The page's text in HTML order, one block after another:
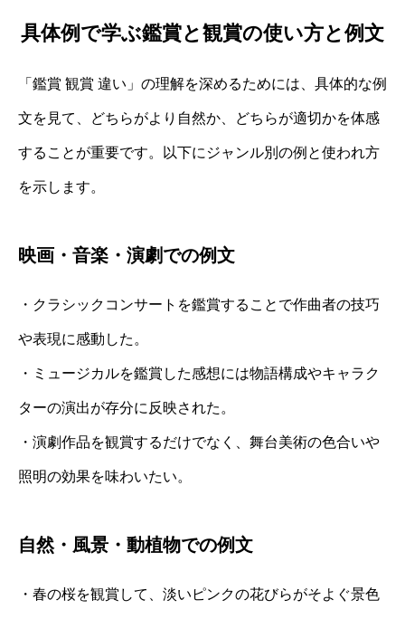
具体例で学ぶ鑑賞と観賞の使い方と例文
「鑑賞 観賞 違い」の理解を深めるためには、具体的な例
文を見て、どちらがより自然か、どちらが適切かを体感
することが重要です。以下にジャンル別の例と使われ方
を示します。
映画・音楽・演劇での例文
・クラシックコンサートを鑑賞することで作曲者の技巧
や表現に感動した。
・ミュージカルを鑑賞した感想には物語構成やキャラク
ターの演出が存分に反映された。
・演劇作品を観賞するだけでなく、舞台美術の色合いや
照明の効果を味わいたい。
自然・風景・動植物での例文
・春の桜を観賞して、淡いピンクの花びらがそよぐ景色